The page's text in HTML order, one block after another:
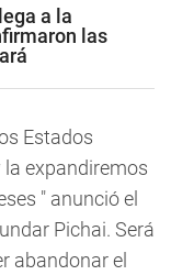
a la
las
Estados
expandiremos
" anunció el
Pichai. Será
abandonar el